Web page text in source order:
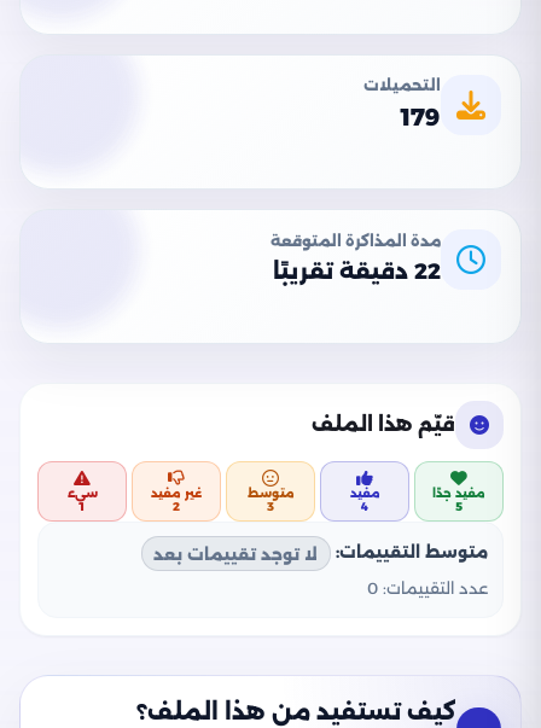
التحميلات
179
مدة المذاكرة المتوقعة
22 دقيقة تقريبًا
قيّم هذا الملف
مفيد جدًا
5
مفيد
4
متوسط
3
غير مفيد
2
سيء
1
متوسط التقييمات:
لا توجد تقييمات بعد
عدد التقييمات: 0
كيف تستفيد من هذا الملف؟